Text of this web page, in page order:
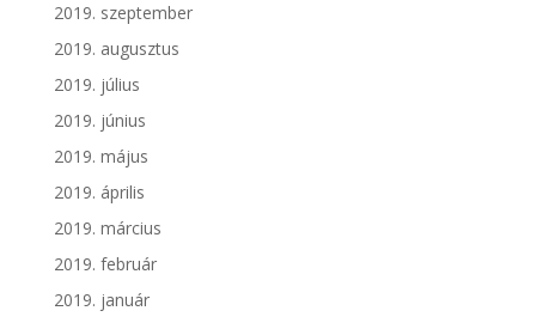
2019. szeptember
2019. augusztus
2019. július
2019. június
2019. május
2019. április
2019. március
2019. február
2019. január